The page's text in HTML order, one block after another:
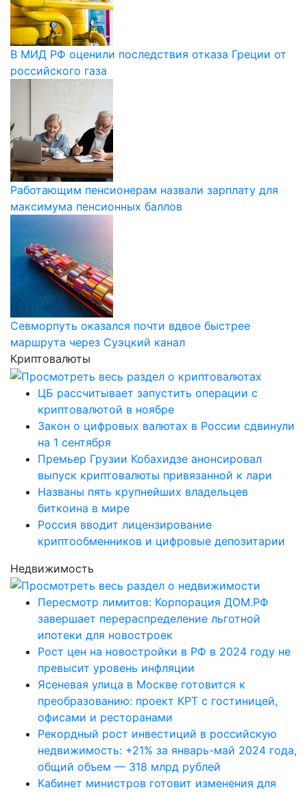
В МИД РФ оценили последствия отказа Греции от
российского газа
Работающим пенсионерам назвали зарплату для
максимума пенсионных баллов
Севморпуть оказался почти вдвое быстрее
маршрута через Суэцкий канал
Криптовалюты
ЦБ рассчитывает запустить операции с
криптовалютой в ноябре
Закон о цифровых валютах в России сдвинули
на 1 сентября
Премьер Грузии Кобахидзе анонсировал
выпуск криптовалюты привязанной к лари
Названы пять крупнейших владельцев
биткоина в мире
Россия вводит лицензирование
криптообменников и цифровые депозитарии
Недвижимость
Пересмотр лимитов: Корпорация ДОМ.РФ
завершает перераспределение льготной
ипотеки для новостроек
Рост цен на новостройки в РФ в 2024 году не
превысит уровень инфляции
Ясеневая улица в Москве готовится к
преобразованию: проект КРТ с гостиницей,
офисами и ресторанами
Рекордный рост инвестиций в российскую
недвижимость: +21% за январь-май 2024 года,
общий объем — 318 млрд рублей
Кабинет министров готовит изменения для